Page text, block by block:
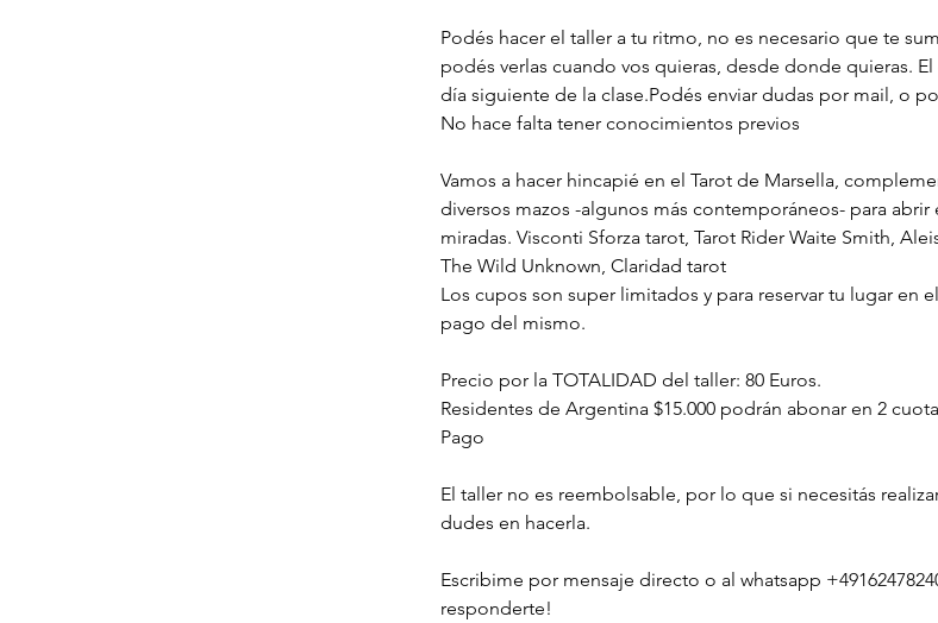
Podés hacer el taller a tu ritmo, no es necesario que te
podés verlas cuando vos quieras, desde donde quieras.
día siguiente de la clase.Podés enviar dudas por mail, o
No hace falta tener conocimientos previos
Vamos a hacer hincapié en el Tarot de Marsella,
diversos mazos -algunos más contemporáneos- para abrir
miradas. Visconti Sforza tarot, Tarot Rider Waite Smith,
The Wild Unknown, Claridad tarot
Los cupos son super limitados y para reservar tu lugar en
pago del mismo.
Precio por la TOTALIDAD del taller: 80 Euros.
Residentes de Argentina $15.000 podrán abonar en 2
Pago
El taller no es reembolsable, por lo que si necesitás
dudes en hacerla.
Escribime por mensaje directo o al whatsapp
responderte!